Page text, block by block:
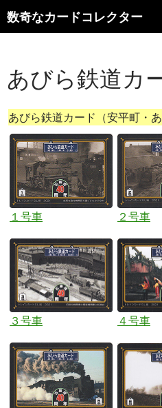
ン
へ
ス
キ
ッ
数奇なカードコレクター
検
索
あびら鉄道カ
あびら鉄道カード（安平町・あ
１号車 ２号車
３号車 ４号車